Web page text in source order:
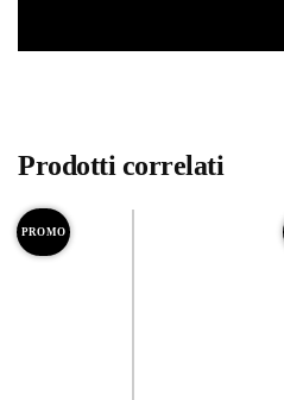
Prodotti correlati
PROMO